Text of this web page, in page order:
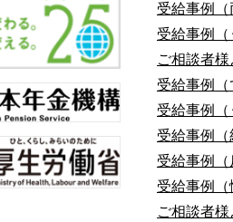
受給事例（
受給事例（
ご相談者様
受給事例（
受給事例（
受給事例（
受給事例（
受給事例（
ご相談者様